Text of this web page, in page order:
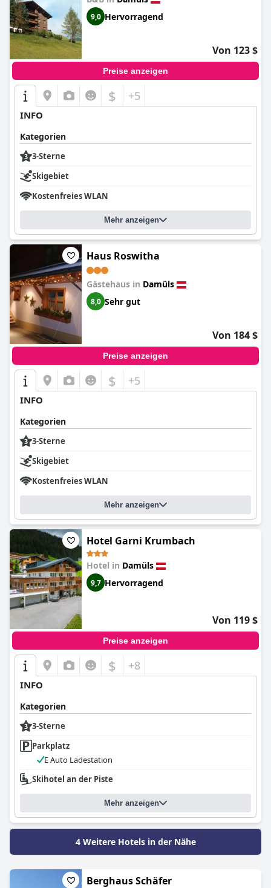
9,0 Hervorragend
Von 123 $
Preise anzeigen
$ +5
INFO
Kategorien
3-Sterne
Skigebiet
Kostenfreies WLAN
Mehr anzeigen
Haus Roswitha
Gästehaus in Damüls
8,0 Sehr gut
Von 184 $
Preise anzeigen
$ +5
INFO
Kategorien
3-Sterne
Skigebiet
Kostenfreies WLAN
Mehr anzeigen
Hotel Garni Krumbach
Hotel in Damüls
9,7 Hervorragend
Von 119 $
Preise anzeigen
$ +8
INFO
Kategorien
3-Sterne
Parkplatz
E Auto Ladestation
Skihotel an der Piste
Mehr anzeigen
4 Weitere Hotels in der Nähe
Berghaus Schäfer